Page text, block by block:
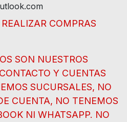
COMPRAS
SON NUESTROS
Y CUENTAS
SUCURSALES, NO
CUENTA, NO TENEMOS
NI WHATSAPP. NO